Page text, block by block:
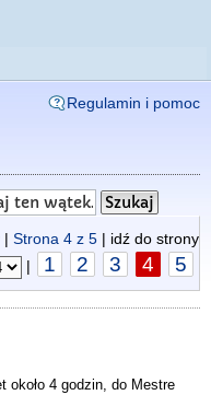
Regulamin i pomoc
| Strona 4 z 5 | idź do strony
|
1 2 3 4 5
około 4 godzin, do Mestre